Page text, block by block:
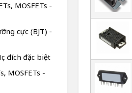
MOSFETs -
cực (BJT) -
đích đặc biệt
MOSFETs -